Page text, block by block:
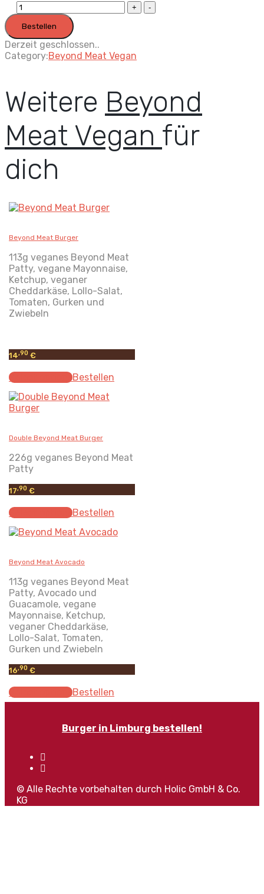
Beyond
Meat
Grilled
Greens
quantity
Bestellen
Derzeit geschlossen..
Category:Beyond Meat Vegan
Weitere Beyond
Meat Vegan für
dich
Beyond Meat Burger
113g veganes Beyond Meat
Patty, vegane Mayonnaise,
Ketchup, veganer
Cheddarkäse, Lollo-Salat,
Tomaten, Gurken und
Zwiebeln
14,90 €
Select optionsBestellen
Double Beyond Meat Burger
226g veganes Beyond Meat
Patty
17,90 €
Select optionsBestellen
Beyond Meat Avocado
113g veganes Beyond Meat
Patty, Avocado und
Guacamole, vegane
Mayonnaise, Ketchup,
veganer Cheddarkäse,
Lollo-Salat, Tomaten,
Gurken und Zwiebeln
16,90 €
Select optionsBestellen
Burger in Limburg bestellen!
© Alle Rechte vorbehalten durch Holic GmbH & Co.
KG